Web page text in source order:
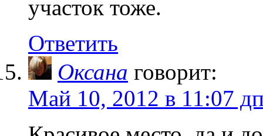
участок тоже.
Ответить
Оксана говорит:
Май 10, 2012 в 11:07